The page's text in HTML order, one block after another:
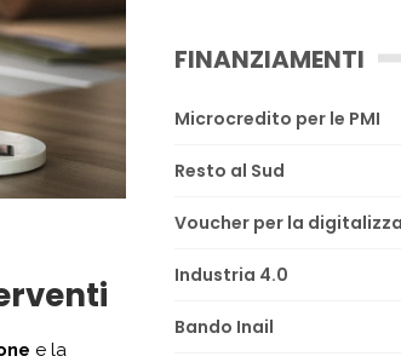
e la
FINANZIAMENTI
Microcredito per le PMI
Resto al Sud
Voucher per la
Industria 4.0
Bando Inail